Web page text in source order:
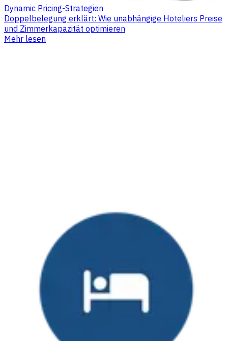
Dynamic Pricing-Strategien
Doppelbelegung erklärt: Wie unabhängige Hoteliers Preise
und Zimmerkapazität optimieren
Mehr lesen